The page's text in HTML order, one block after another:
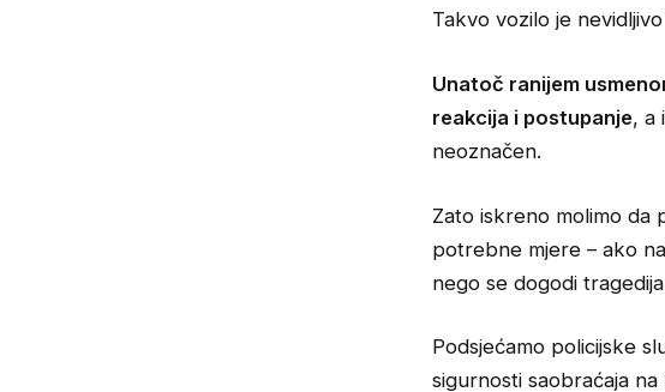
Takvo vozilo je
Unatoč ranijem
reakcija i postupanje, a
neoznačen.
Zato iskreno molimo da
potrebne mjere – ako
nego se dogodi
Podsjećamo policijske
sigurnosti saobraćaja